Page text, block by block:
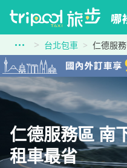
台北包車 仁德服
仁德服務區 南
租車最省